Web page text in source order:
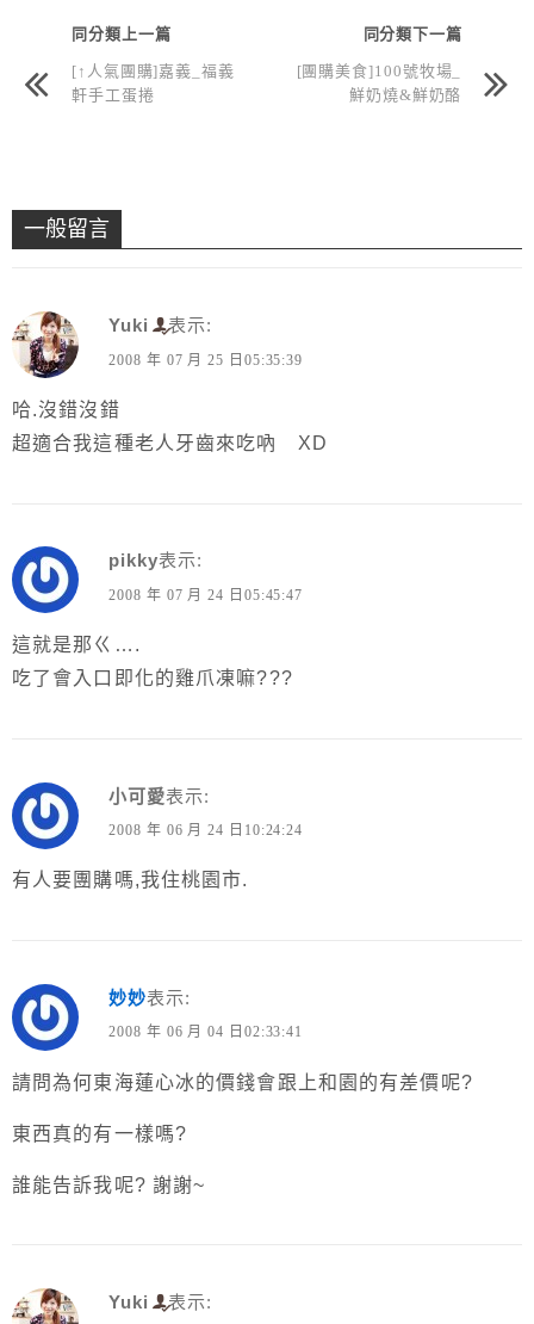
同分類上一篇
[↑人氣團購]嘉義_福義
軒手工蛋捲
同分類下一篇
[團購美食]100號牧場_
鮮奶燒&鮮奶酪
一般留言
Yuki 表示:
2008 年 07 月 25 日05:35:39
哈.沒錯沒錯
超適合我這種老人牙齒來吃吶 XD
pikky表示:
2008 年 07 月 24 日05:45:47
這就是那ㄍ….
吃了會入口即化的雞爪凍嘛???
小可愛表示:
2008 年 06 月 24 日10:24:24
有人要團購嗎,我住桃園市.
妙妙表示:
2008 年 06 月 04 日02:33:41
請問為何東海蓮心冰的價錢會跟上和園的有差價呢?
東西真的有一樣嗎?
誰能告訴我呢? 謝謝~
Yuki 表示: